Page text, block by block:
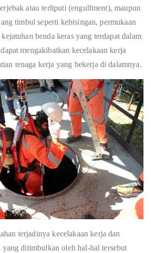
atau terliputi (engulfment), maupun
timbul seperti kebisingan, permukaan
benda keras yang terdapat dalam
mengakibatkan kecelakaan kerja
tenaga kerja yang bekerja di dalamnya.
terjadinya kecelakaan kerja dan
ditimbulkan oleh hal-hal tersebut